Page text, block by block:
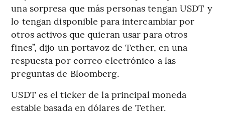
una sorpresa que más personas tengan USDT y
lo tengan disponible para intercambiar por
otros activos que quieran usar para otros
fines”, dijo un portavoz de Tether, en una
respuesta por correo electrónico a las
preguntas de Bloomberg.
USDT es el ticker de la principal moneda
estable basada en dólares de Tether.